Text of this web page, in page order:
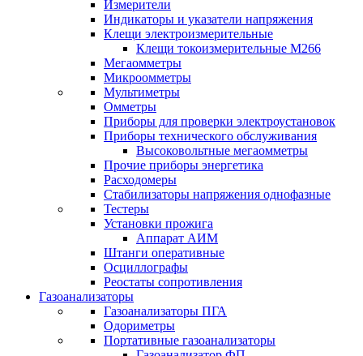
Измерители
Индикаторы и указатели напряжения
Клещи электроизмерительные
Клещи токоизмерительные М266
Мегаомметры
Микроомметры
Мультиметры
Омметры
Приборы для проверки электроустановок
Приборы технического обслуживания
Высоковольтные мегаомметры
Прочие приборы энергетика
Расходомеры
Стабилизаторы напряжения однофазные
Тестеры
Установки прожига
Аппарат АИМ
Штанги оперативные
Осциллографы
Реостаты сопротивления
Газоанализаторы
Газоанализаторы ПГА
Одориметры
Портативные газоанализаторы